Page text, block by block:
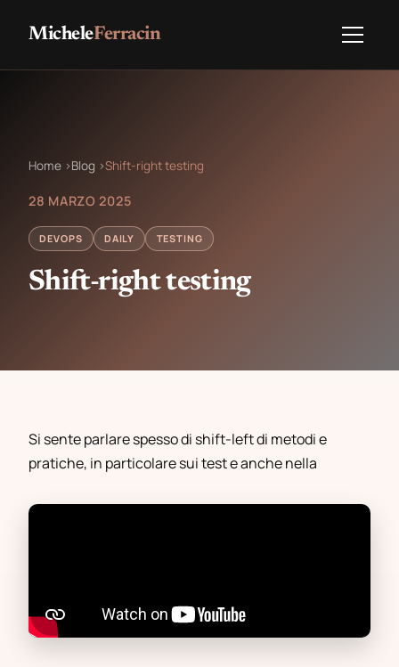
MicheleFerracin
Home ›Blog ›Shift-right testing
28 MARZO 2025
DEVOPS DAILY TESTING
Shift-right testing
Si sente parlare spesso di shift-left di metodi e
pratiche, in particolare sui test e anche nella